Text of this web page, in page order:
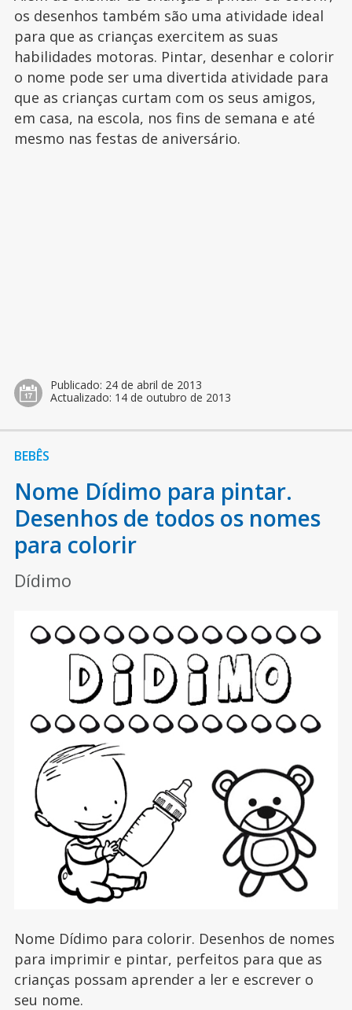
os desenhos também são uma atividade ideal
para que as crianças exercitem as suas
habilidades motoras. Pintar, desenhar e colorir
o nome pode ser uma divertida atividade para
que as crianças curtam com os seus amigos,
em casa, na escola, nos fins de semana e até
mesmo nas festas de aniversário.
Publicado: 24 de abril de 2013
Actualizado: 14 de outubro de 2013
BEBÊS
Nome Dídimo para pintar.
Desenhos de todos os nomes
para colorir
Dídimo
Nome Dídimo para colorir. Desenhos de nomes
para imprimir e pintar, perfeitos para que as
crianças possam aprender a ler e escrever o
seu nome.